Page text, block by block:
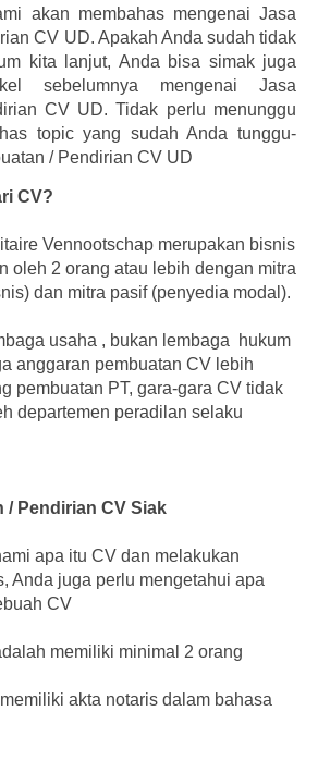
akan membahas mengenai Jasa
CV UD. Apakah Anda sudah tidak
kita lanjut, Anda bisa simak juga
sebelumnya mengenai Jasa
CV UD. Tidak perlu menunggu
topic yang sudah Anda tunggu-
/ Pendirian CV UD
CV?
Vennootschap merupakan bisnis
oleh 2 orang atau lebih dengan mitra
dan mitra pasif (penyedia modal).
usaha , bukan lembaga hukum
anggaran pembuatan CV lebih
pembuatan PT, gara-gara CV tidak
departemen peradilan selaku
/ Pendirian CV Siak
apa itu CV dan melakukan
Anda juga perlu mengetahui apa
CV
memiliki minimal 2 orang
akta notaris dalam bahasa